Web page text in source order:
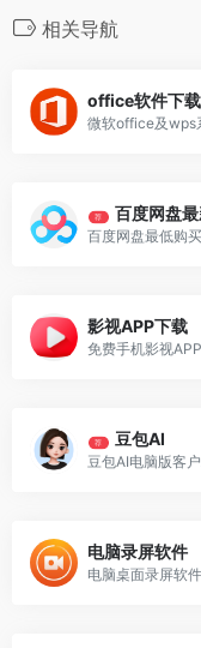
相关导航
office软件下载
微软office及wps
荐 百度网盘
百度网盘最低购
影视APP下载
免费手机影视
荐 豆包AI
电脑录屏软件
电脑桌面录屏软